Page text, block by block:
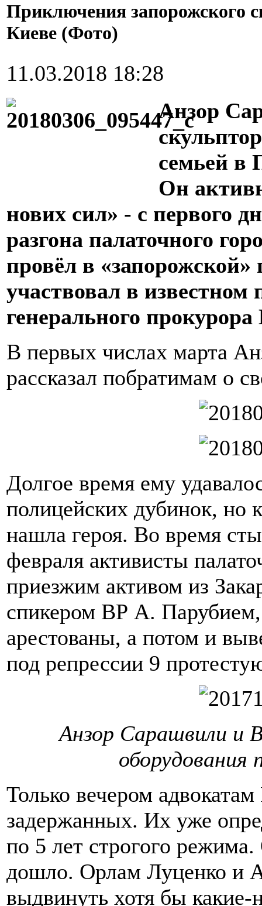
Приключения запорожского
Киеве (Фото)
11.03.2018 18:28
Анзор
семьей в
Он
нових сил» - с первого
разгона палаточного
провёл в «запорожской»
участвовал в
генерального
В первых числах марта
рассказал побратимам о
Долгое время ему
полицейских дубинок, но
нашла героя. Во время
февраля активисты
приезжим активом из
спикером ВР А.
арестованы, а потом и
под репрессии 9
Анзор Сарашвили и
оборудования
Только вечером
задержанных. Их уже
по 5 лет строгого
дошло. Орлам Луценко и
выдвинуть хотя бы какие-